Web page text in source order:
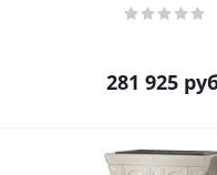
281 925